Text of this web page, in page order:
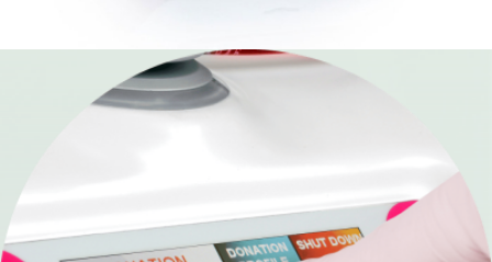
LEP medicininė lazerio sistema
Stereo-elektroencefalografija (SEEG)
Veterinarija